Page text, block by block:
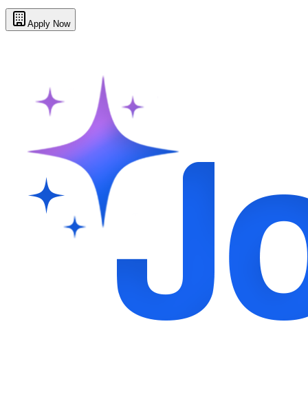
Apply Now